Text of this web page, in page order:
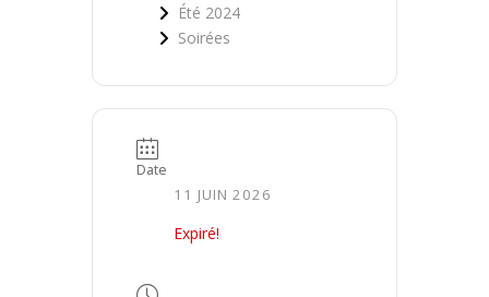
Été 2024
Soirées
Date
11 JUIN 2026
Expiré!